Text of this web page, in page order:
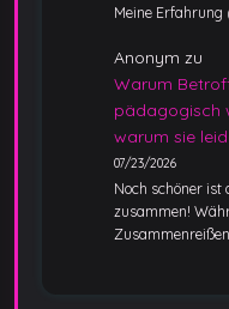
Meine Erfahrung
Anonym zu
Warum
pädagogisch
warum sie
07/23/2026
Noch schöner ist
zusammen!